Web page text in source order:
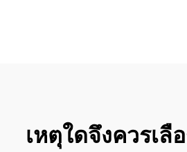
เหตุใดจึงควรเลื